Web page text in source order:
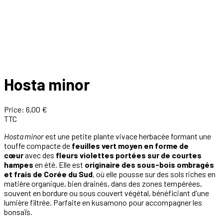
Hosta minor
Price: 6,00 €
TTC
Hosta minorest une petite plante vivace herbacée formant une
touffe compacte de feuilles vert moyen en forme de
cœuravec des fleurs violettes portées sur de courtes
hampes en été. Elle est originaire des sous-bois ombragés
et frais de Corée du Sud, où elle pousse sur des sols riches en
matière organique, bien drainés, dans des zones tempérées,
souvent en bordure ou sous couvert végétal, bénéficiant d'une
lumière filtrée. Parfaite en kusamono pour accompagner les
bonsaïs.